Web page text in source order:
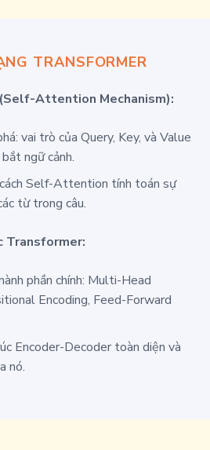
TRANSFORMER
(Self-Attention Mechanism):
vai trò của Query, Key, và Value
ngữ cảnh.
Self-Attention tính toán sự
từ trong câu.
Transformer:
phần chính: Multi-Head
Encoding, Feed-Forward
Encoder-Decoder toàn diện và
nó.